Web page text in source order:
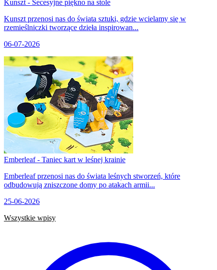
Kunszt - Secesyjne piękno na stole
Kunszt przenosi nas do świata sztuki, gdzie wcielamy się w
rzemieślniczki tworzące dzieła inspirowan...
06-07-2026
Emberleaf - Taniec kart w leśnej krainie
Emberleaf przenosi nas do świata leśnych stworzeń, które
odbudowują zniszczone domy po atakach armii...
25-06-2026
Wszystkie wpisy